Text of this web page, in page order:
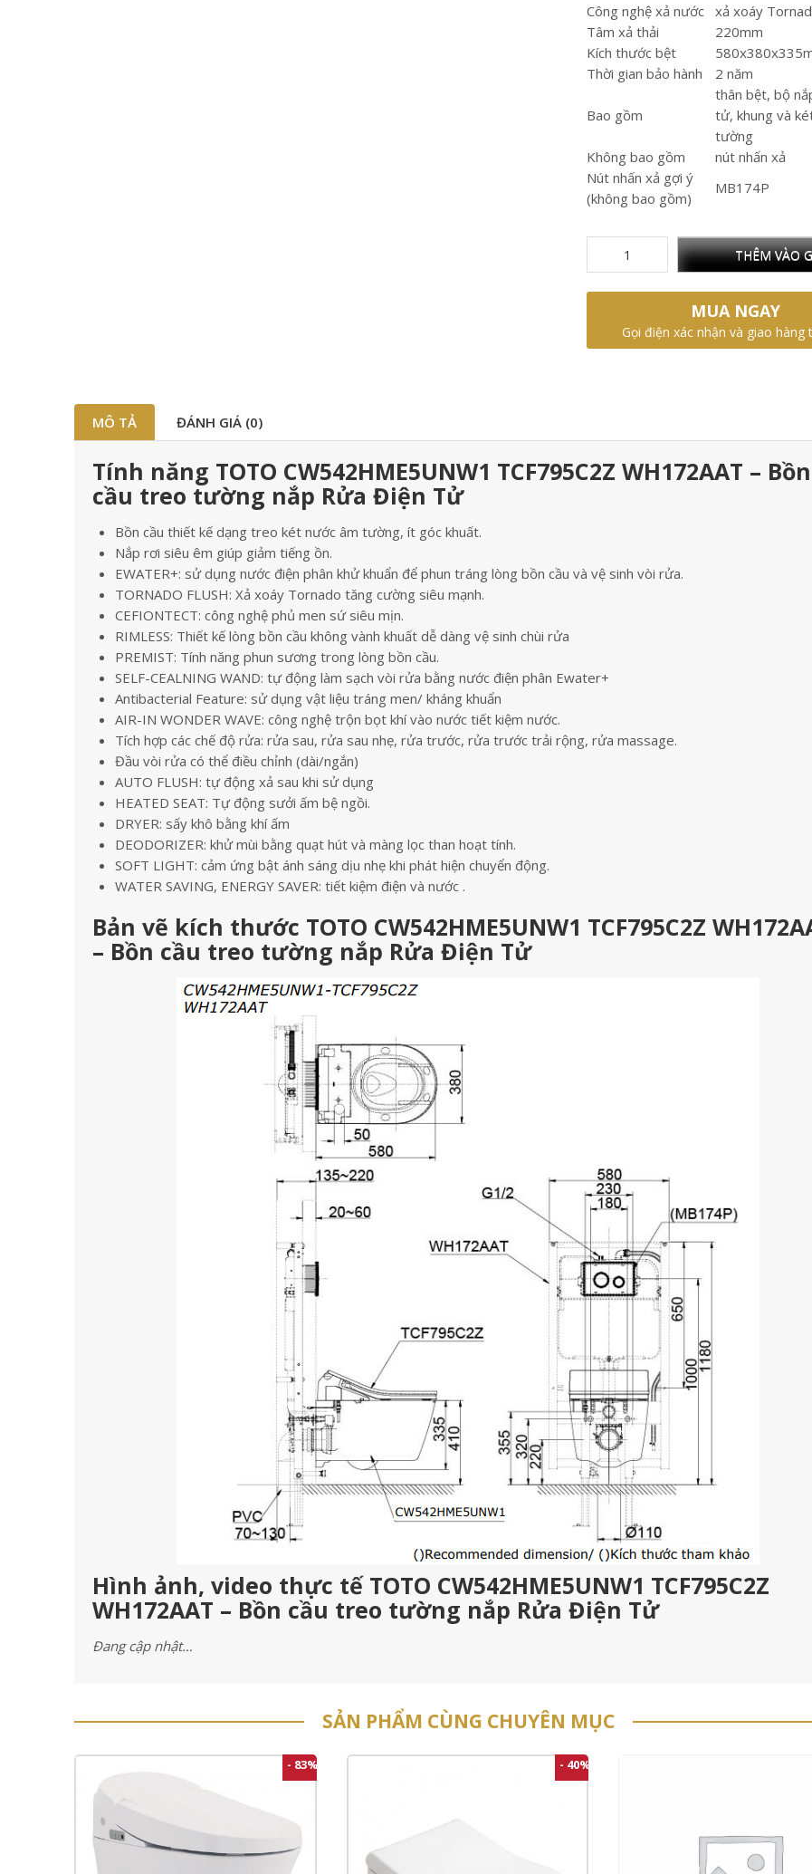
Công nghệ xả nước
xả xoáy
Tâm xả thải
220mm
Kích thước bệt
Thời gian bảo hành
2 năm
Bao gồm
thân bệt, bộ
tử, khung và
tường
Không bao gồm
nút nhấn xả
Nút nhấn xả gợi ý
(không bao gồm)
MB174P
THÊM VÀO
MUA NGAY
Gọi điện xác nhận và giao hàng
MÔ TẢ ĐÁNH GIÁ (0)
Tính năng TOTO CW542HME5UNW1 TCF795C2Z WH172AAT – Bồn
cầu treo tường nắp Rửa Điện Tử
Bồn cầu thiết kế dạng treo két nước âm tường, ít góc khuất.
Nắp rơi siêu êm giúp giảm tiếng ồn.
EWATER+: sử dụng nước điện phân khử khuẩn để phun tráng lòng bồn cầu và vệ sinh vòi rửa.
TORNADO FLUSH: Xả xoáy Tornado tăng cường siêu mạnh.
CEFIONTECT: công nghệ phủ men sứ siêu mịn.
RIMLESS: Thiết kế lòng bồn cầu không vành khuất dễ dàng vệ sinh chùi rửa
PREMIST: Tính năng phun sương trong lòng bồn cầu.
SELF-CEALNING WAND: tự động làm sạch vòi rửa bằng nước điện phân Ewater+
Antibacterial Feature: sử dụng vật liệu tráng men/ kháng khuẩn
AIR-IN WONDER WAVE: công nghệ trộn bọt khí vào nước tiết kiệm nước.
Tích hợp các chế độ rửa: rửa sau, rửa sau nhẹ, rửa trước, rửa trước trải rộng, rửa massage.
Đầu vòi rửa có thể điều chỉnh (dài/ngắn)
AUTO FLUSH: tự động xả sau khi sử dụng
HEATED SEAT: Tự động sưởi ấm bệ ngồi.
DRYER: sấy khô bằng khí ấm
DEODORIZER: khử mùi bằng quạt hút và màng lọc than hoạt tính.
SOFT LIGHT: cảm ứng bật ánh sáng dịu nhẹ khi phát hiện chuyển động.
WATER SAVING, ENERGY SAVER: tiết kiệm điện và nước .
Bản vẽ kích thước TOTO CW542HME5UNW1 TCF795C2Z
– Bồn cầu treo tường nắp Rửa Điện Tử
Hình ảnh, video thực tế TOTO CW542HME5UNW1 TCF795C2Z
WH172AAT – Bồn cầu treo tường nắp Rửa Điện Tử
Đang cập nhật…
SẢN PHẨM CÙNG CHUYÊN MỤC
- 83% - 40%